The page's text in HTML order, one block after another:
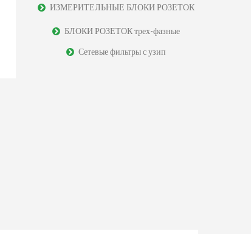
ИЗМЕРИТЕЛЬНЫЕ БЛОКИ РОЗЕТОК
БЛОКИ РОЗЕТОК трех-фазные
Сетевые фильтры с узип